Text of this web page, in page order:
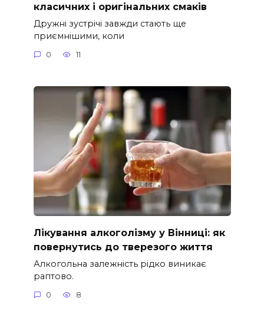
класичних і оригінальних смаків
Дружні зустрічі завжди стають ще
приємнішими, коли
0 11
Лікування алкоголізму у Вінниці: як
повернутись до тверезого життя
Алкогольна залежність рідко виникає
раптово.
0 8